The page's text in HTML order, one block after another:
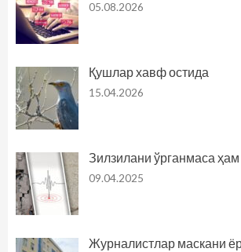
05.08.2026
Қушлар хавф остида
15.04.2026
Зилзилани ўрганмаса
09.04.2025
Журналистлар маскани